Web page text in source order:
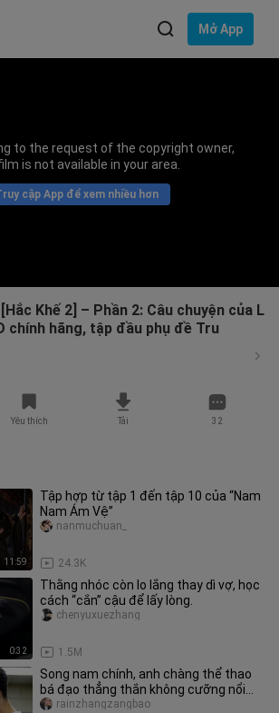
Mở App
to the request of the copyright owner,
is not available in your area.
cập App để xem nhiều hơn
Khế 2] – Phần 2: Câu chuyện của L
chính hãng, tập đầu phụ đề Tru
Yêu thích Tải 32
11:59
Tập hợp từ tập 1 đến tập 10 của “Nam
Nam Ám Vệ”
24.3K
nanmuchuan_
0:32
Thằng nhóc còn lo lắng thay dì vợ, học
cách “cắn” cậu để lấy lòng.
1.5M
chenyuxuezhang
Song nam chính, anh chàng thể thao
bá đạo thẳng thắn không cưỡng nổi
cám dỗ, ép buộc ân ái trong phò
rainzhangzangbao
ngữ